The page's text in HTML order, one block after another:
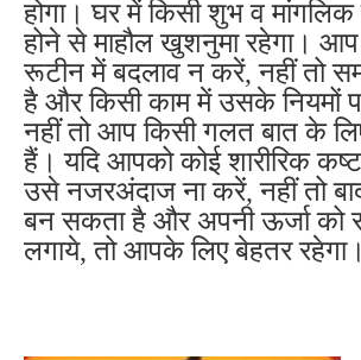
होगा। घर में किसी शुभ व
होने से माहौल खुशनुमा रहेगा।
रूटीन में बदलाव न करें, नहीं तो
है और किसी काम में उसके नियमों
नहीं तो आप किसी गलत बात के
हैं। यदि आपको कोई शारीरिक
उसे नजरअंदाज ना करें, नहीं तो
बन सकता है और अपनी ऊर्जा को
लगाये, तो आपके लिए बेहतर रहेगा।